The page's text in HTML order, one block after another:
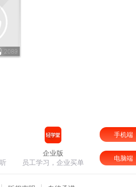
2089
企业版
员工学习，企业买单
手机端
电脑端